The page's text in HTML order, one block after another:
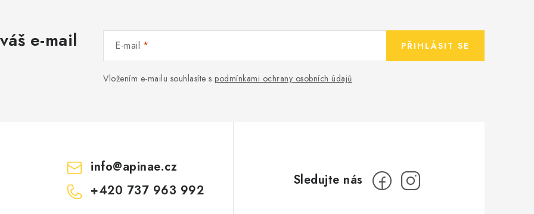
e-mail E-mail
Vložením e-mailu souhlasíte s podmínkami ochrany osobních údajů
PŘIHLÁSIT SE
info@apinae.cz
+420 737 963 992